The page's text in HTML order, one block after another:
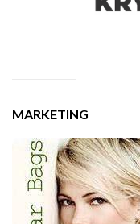
MARKETING